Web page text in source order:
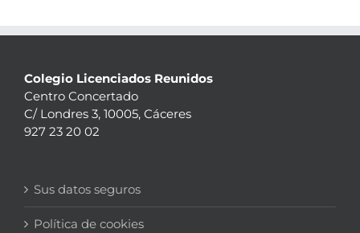
Colegio Licenciados Reunidos
Centro Concertado
C/ Londres 3, 10005, Cáceres
927 23 20 02
Sus datos seguros
Política de cookies